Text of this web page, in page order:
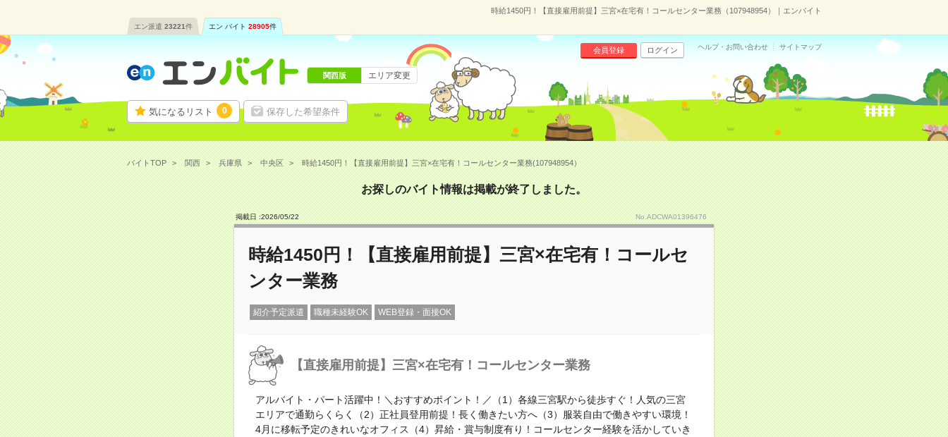
時給1450円！【直接雇用前提】三宮×在宅有！コールセンター業務（107948954）｜エンバイト
エン派遣 23221件 エン バイト 28905件
気になるリスト 0 保存した希望条件
会員登録 ログイン ヘルプ・お問い合わせ サイトマップ
関西版 エリア変更
バイトTOP 関西 兵庫県 中央区 時給1450円！【直接雇用前提】三宮×在宅有！コールセンター業務(107948954）
お探しのバイト情報は掲載が終了しました。
掲載日 :2026/05/22 No.ADCWA01396476
時給1450円！【直接雇用前提】三宮×在宅有！コールセ
ンター業務
紹介予定派遣 職種未経験OK WEB登録・面接OK
【直接雇用前提】三宮×在宅有！コールセンター業務
アルバイト・パート活躍中！＼おすすめポイント！／（1）各線三宮駅から徒歩すぐ！人気の三宮
エリアで通勤らくらく（2）正社員登用前提！長く働きたい方へ（3）服装自由で働きやすい環境！
4月に移転予定のきれいなオフィス（4）昇給・賞与制度有り！コールセンター経験を活かしていき